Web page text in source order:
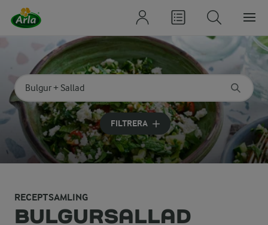
Sök på kategori eller ingrediens
Skriv in sökord för att få förslag
FILTRERA
RECEPTSAMLING
BULGURSALLAD